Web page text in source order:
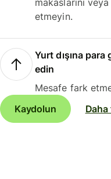
makaslarını
etmeyin.
Yurt dışına
edin
Mesafe fark
Kaydolun